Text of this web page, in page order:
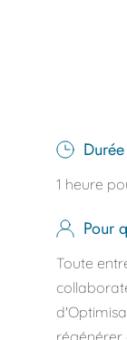
Durée
1 heure
Pour
Toute
régénérer